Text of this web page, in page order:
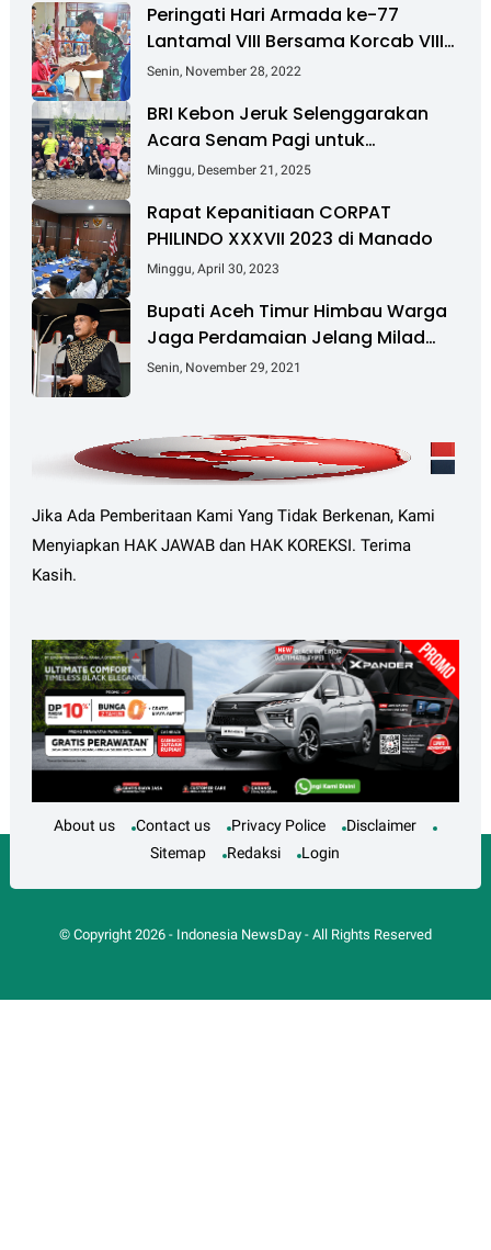
Peringati Hari Armada ke-77
Lantamal VIII Bersama Korcab VIII
DJA II Laksanakan Bakti Sosial
Senin, November 28, 2022
BRI Kebon Jeruk Selenggarakan
Acara Senam Pagi untuk
Tingkatkan Kesehatan dan
Minggu, Desember 21, 2025
Rapat Kepanitiaan CORPAT
PHILINDO XXXVII 2023 di Manado
Minggu, April 30, 2023
Bupati Aceh Timur Himbau Warga
Jaga Perdamaian Jelang Milad
GAM Ke-45
Senin, November 29, 2021
Jika Ada Pemberitaan Kami Yang Tidak Berkenan, Kami
Menyiapkan HAK JAWAB dan HAK KOREKSI. Terima
Kasih.
About us Contact us Privacy Police
Disclaimer
Sitemap
Redaksi Login
© Copyright 2026- Indonesia NewsDay- All Rights Reserved